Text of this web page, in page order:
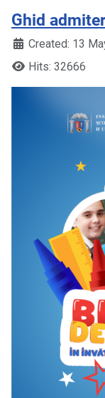
Ghid
Created: 13
Hits: 32666